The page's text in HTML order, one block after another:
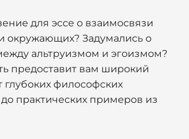
для эссе о взаимосвязи
окружающих? Задумались о
альтруизмом и эгоизмом?
предоставит вам широкий
глубоких философских
практических примеров из